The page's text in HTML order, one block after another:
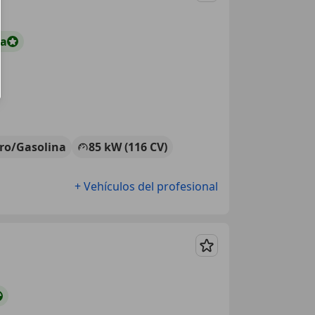
Gasolina
85 kW (116 CV)
+ Vehículos del profesional
Guardar